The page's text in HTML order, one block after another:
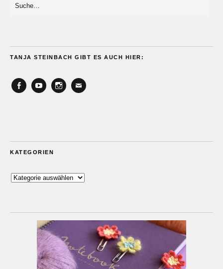
TANJA STEINBACH GIBT ES AUCH HIER:
KATEGORIEN
Kategorien